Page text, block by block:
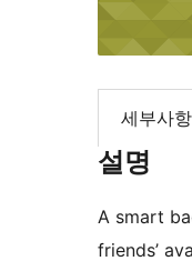
세부사항
설명
A smart
friends’